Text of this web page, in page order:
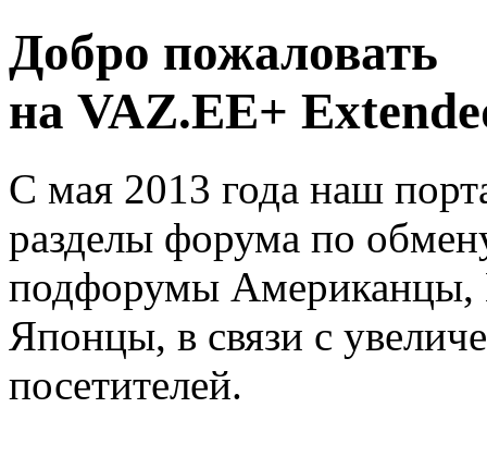
Добро пожаловать
на VAZ.EE+
С мая 2013 года наш
разделы форума по
подфорумы
Японцы, в связи с
посетителей.